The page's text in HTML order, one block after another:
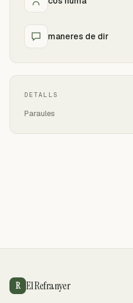
maneres de dir
DETALLS
Paraules
R El Refranyer